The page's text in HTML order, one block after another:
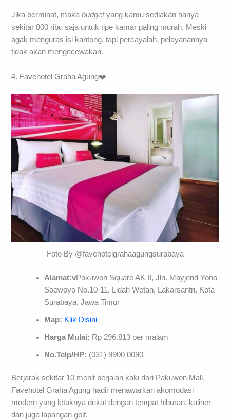
Jika berminat, makabudgetyang kamu sediakan hanya
sekitar 800 ribu saja untuk tipe kamar paling murah. Meski
agak menguras isi kantong, tapi percayalah, pelayanannya
tidak akan mengecewakan.
4. Favehotel Graha Agung❤️
Foto By @favehotelgrahaagungsurabaya
Alamat:vPakuwon Square AK II, Jln. Mayjend Yono
Soewoyo No.10-11, Lidah Wetan, Lakarsantri, Kota
Surabaya, Jawa Timur
Map: Klik Disini
Harga Mulai: Rp 296.813 per malam
No.Telp/HP: (031) 9900 0090
Berjarak sekitar 10 menit berjalan kaki dari Pakuwon Mall,
Favehotel Graha Agung hadir menawarkan akomodasi
modern yang letaknya dekat dengan tempat hiburan, kuliner
dan juga lapangan golf.